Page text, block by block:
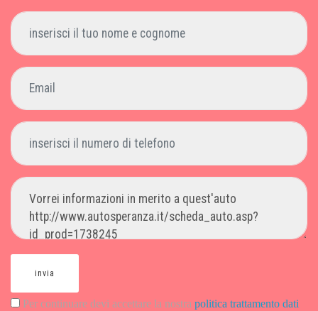
invia
Per continuare devi accettare la nostra politica trattamento dati